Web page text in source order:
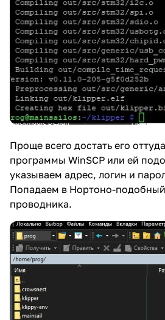
Проще всего достать его
программы WinSCP или ей
указываем адрес, логин и
Попадаем в Нортоно-
проводника.